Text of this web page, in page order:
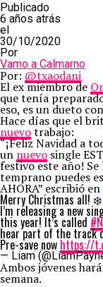
Publicado
6 años atrás
el
30/10/2020
Por
Vamo a Calmarno
Por: @txaodani
El ex miembro de
que tenía
eso, es un dueto
Hace días que el
nuevotrabajo:
“¡Feliz Navidad a
un nuevo single
festivo este año! Se
temprano puedes
AHORA” escribió en
Merry Christmas all! ❄️
I’m releasing a new
this year! It’s called
hear part of the track
Pre-save now https://
— Liam
Ambos jóvenes
semana.